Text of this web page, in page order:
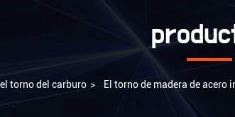
torno del carburo > El torno de madera de